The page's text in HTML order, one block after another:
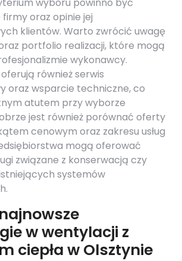
oraz opinie jej
klientów. Warto zwrócić uwagę
portfolio realizacji, które mogą
wykonawcy.
również serwis
oraz wsparcie techniczne, co
atutem przy wyborze
jest również porównać oferty
cenowym oraz zakresu usług
mogą oferować
związane z konserwacją czy
systemów
w wentylacji z
ciepła w Olsztynie